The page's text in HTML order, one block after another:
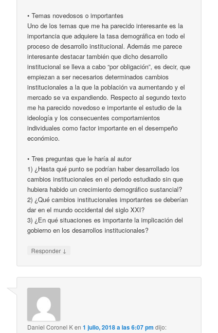
• Temas novedosos o importantes
Uno de los temas que me ha parecido interesante es la
importancia que adquiere la tasa demográfica en todo el
proceso de desarrollo institucional. Además me parece
interesante destacar también que dicho desarrollo
institucional se lleva a cabo “por obligación”, es decir, que
empiezan a ser necesarios determinados cambios
institucionales a la que la población va aumentando y el
mercado se va expandiendo. Respecto al segundo texto
me ha parecido novedoso e importante el estudio de la
ideología y los consecuentes comportamientos
individuales como factor importante en el desempeño
económico.
• Tres preguntas que le haría al autor
1) ¿Hasta qué punto se podrían haber desarrollado los
cambios institucionales en el periodo estudiado sin que
hubiera habido un crecimiento demográfico sustancial?
2) ¿Qué cambios institucionales importantes se deberían
dar en el mundo occidental del siglo XXI?
3) ¿En qué situaciones es importante la implicación del
gobierno en los desarrollos institucionales?
Responder ↓
Daniel Coronel Ken1 julio, 2018 a las 6:07 pm dijo: